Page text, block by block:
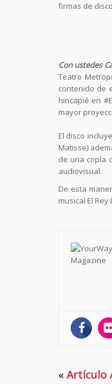
firmas de
Con ustedes
Teatro
contenido de
hincapié en
mayor
El disco
Matisse)
de una copla
audiovisual.
De esta
musical El
« Artículo